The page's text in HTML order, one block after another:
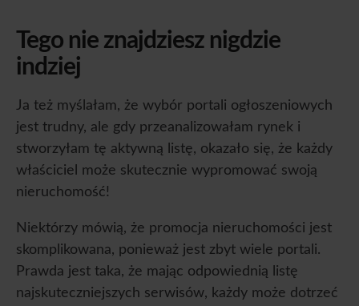
Tego nie znajdziesz nigdzie
indziej
Ja też myślałam, że wybór portali ogłoszeniowych
jest trudny, ale gdy przeanalizowałam rynek i
stworzyłam tę aktywną listę, okazało się, że każdy
właściciel może skutecznie wypromować swoją
nieruchomość!
Niektórzy mówią, że promocja nieruchomości jest
skomplikowana, ponieważ jest zbyt wiele portali.
Prawda jest taka, że mając odpowiednią listę
najskuteczniejszych serwisów, każdy może dotrzeć